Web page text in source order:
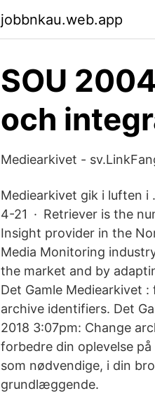
jobbnkau.web.app
SOU
och
Mediearkivet -
Mediearkivet gik i luften i
4-21 · Retriever is the
Insight provider in the
Media Monitoring
the market and by
Det Gamle Mediearkivet :
archive identifiers. Det
2018 3:07pm: Change
forbedre din oplevelse
som nødvendige, i din
grundlæggende.